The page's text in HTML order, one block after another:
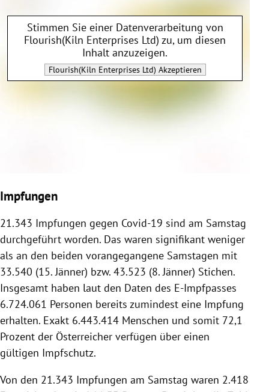
Stimmen Sie einer Datenverarbeitung von
Flourish(Kiln Enterprises Ltd) zu, um diesen
Inhalt anzuzeigen.
Flourish(Kiln Enterprises Ltd) Akzeptieren
Impfungen
21.343 Impfungen gegen Covid-19 sind am Samstag
durchgeführt worden. Das waren signifikant weniger
als an den beiden vorangegangene Samstagen mit
33.540 (15. Jänner) bzw. 43.523 (8. Jänner) Stichen.
Insgesamt haben laut den Daten des E-Impfpasses
6.724.061 Personen bereits zumindest eine Impfung
erhalten. Exakt 6.443.414 Menschen und somit 72,1
Prozent der Österreicher verfügen über einen
gültigen Impfschutz.
Von den 21.343 Impfungen am Samstag waren 2.418